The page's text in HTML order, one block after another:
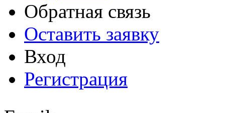
Обратная связь
Оставить заявку
Вход
Регистрация